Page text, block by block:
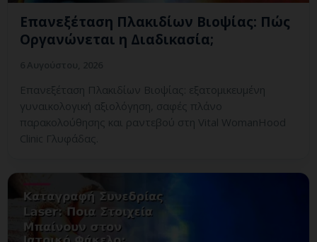
Επανεξέταση Πλακιδίων Βιοψίας: Πώς
Οργανώνεται η Διαδικασία;
Επανεξέταση Πλακιδίων Βιοψίας: εξατομικευμένη
γυναικολογική αξιολόγηση, σαφές πλάνο
παρακολούθησης και ραντεβού στη Vital WomanHood
Clinic Γλυφάδας.